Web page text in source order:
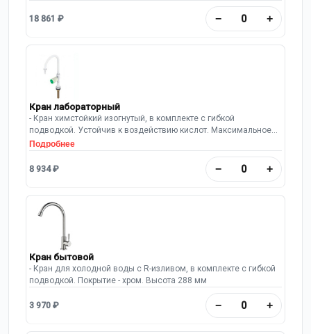
18 861 ₽ − +
Кран лабораторный
- Кран химстойкий изогнутый, в комплекте с гибкой
подводкой. Устойчив к воздействию кислот. Максимальное
рабочее давление: 10 Бар.
Подробнее
8 934 ₽ − +
Кран бытовой
- Кран для холодной воды с R-изливом, в комплекте с гибкой
подводкой. Покрытие - хром. Высота 288 мм
3 970 ₽ − +